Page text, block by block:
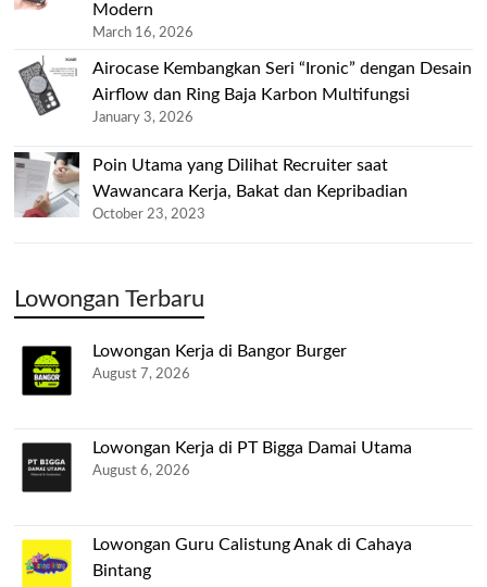
Modern
March 16, 2026
Airocase Kembangkan Seri “Ironic” dengan Desain
Airflow dan Ring Baja Karbon Multifungsi
January 3, 2026
Poin Utama yang Dilihat Recruiter saat
Wawancara Kerja, Bakat dan Kepribadian
October 23, 2023
Lowongan Terbaru
Lowongan Kerja di Bangor Burger
August 7, 2026
Lowongan Kerja di PT Bigga Damai Utama
August 6, 2026
Lowongan Guru Calistung Anak di Cahaya
Bintang